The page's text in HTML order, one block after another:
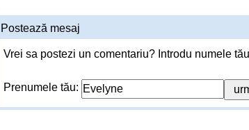
Postează mesaj
Vrei sa postezi un comentariu? Introdu numele
Prenumele tău: